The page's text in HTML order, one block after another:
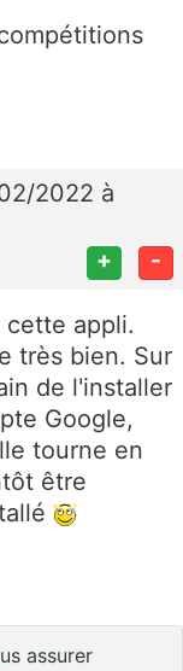
2022 à
+ -
cette appli.
très bien. Sur
de l'installer
Google,
tourne en
être
assurer